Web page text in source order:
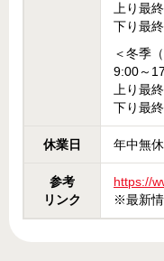
上り最
下り最
＜冬季
9:00～
上り最
下り最
休業日 年中無休
参考
リンク
https://
※最新